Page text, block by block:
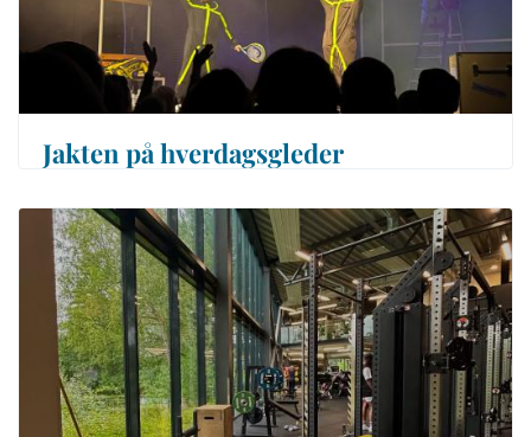
Jakten på hverdagsgleder